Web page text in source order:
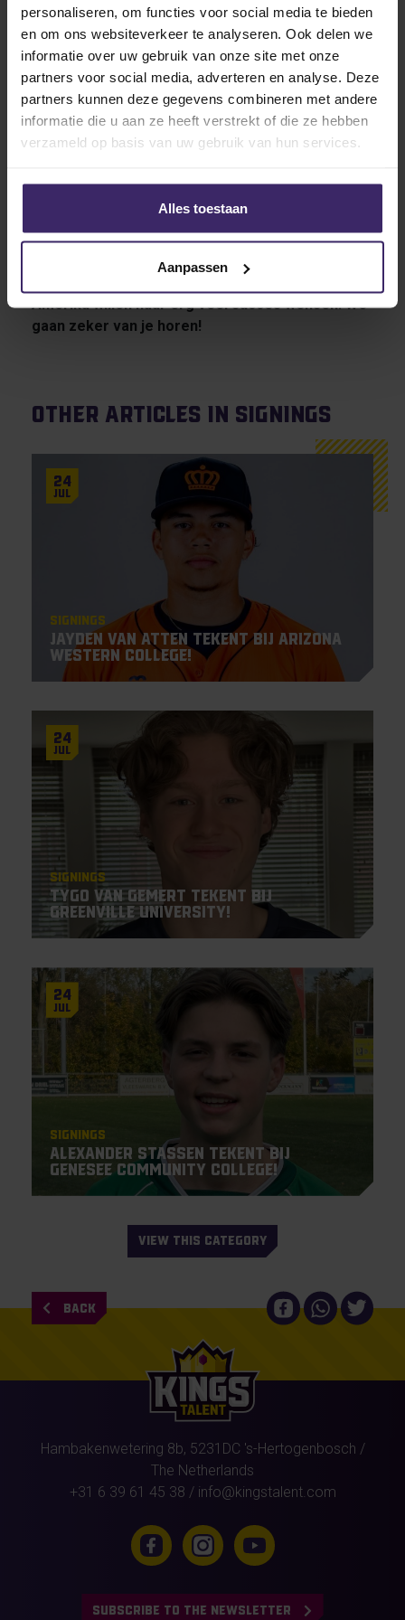
personaliseren, om functies voor social media te bieden
en om ons websiteverkeer te analyseren. Ook delen we
informatie over uw gebruik van onze site met onze
partners voor social media, adverteren en analyse. Deze
partners kunnen deze gegevens combineren met andere
informatie die u aan ze heeft verstrekt of die ze hebben
verzameld op basis van uw gebruik van hun services.
Alles toestaan
Aanpassen
indruk. Uiteindelijk zijn beide partijen akkoord gegaan
en zien we Misha aankomende zomer op deze
school in Jefferson City.
Carson-Newman speelt haar wedstrijden in de South
Atlantic Conference. In deze Conference werd
afgelopen seizoen een gedeelde tweede plek
Newberry en Lincoln Memorial. De Carson-Newman
Eagles zullen met Misha op het veld nóg betere
hoger te eindigen.
Amerika willen haar erg veel succes wensen! We
gaan zeker van je horen!
Other articles in Signings
24
Jul
Signings
Jayden Van Atten tekent bij Arizona
Western College!
24
Jul
Signings
Tygo van Gemert tekent bij
Greenville University!
24
Jul
Signings
Alexander Stassen tekent bij
Genesee Community College!
VIEW THIS CATEGORY
BACK
Hambakenwetering 8b, 5231DC 's-Hertogenbosch /
The Netherlands
+31 6 39 61 45 38 / info@kingstalent.com
SUBSCRIBE TO THE NEWSLETTER